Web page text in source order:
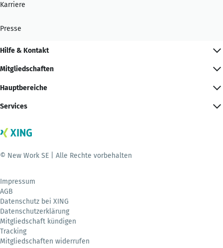
Karriere
Presse
Hilfe & Kontakt
Mitgliedschaften
Hauptbereiche
Services
© New Work SE | Alle Rechte vorbehalten
Impressum
AGB
Datenschutz bei XING
Datenschutzerklärung
Mitgliedschaft kündigen
Tracking
Mitgliedschaften widerrufen